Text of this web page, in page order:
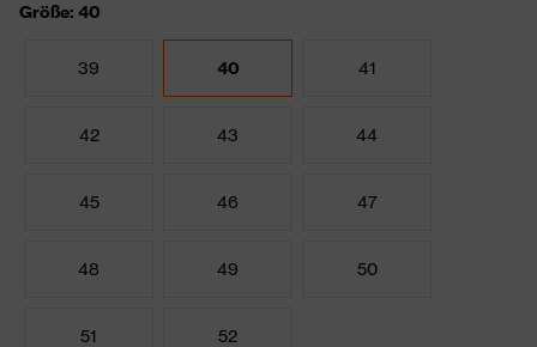
Größe: 40
39 40 41
42 43 44
45 46 47
48 49 50
51 52